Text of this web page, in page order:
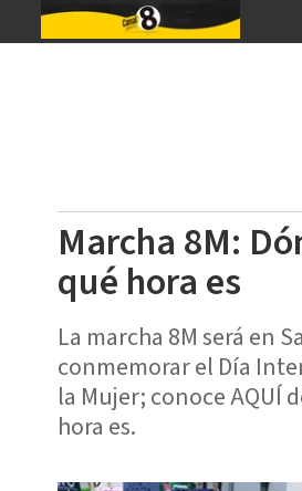
Marcha 8M:
qué hora es
La marcha 8M será en
conmemorar el Día
la Mujer; conoce AQUÍ
hora es.